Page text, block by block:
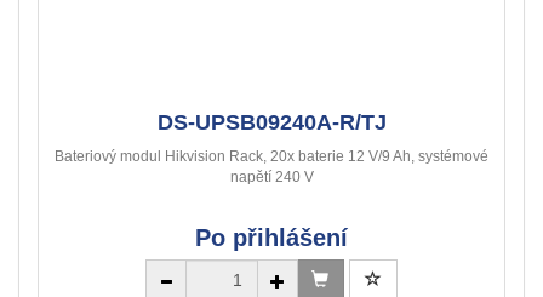
DS-UPSB09240A-R/TJ
Bateriový modul Hikvision Rack, 20x baterie 12 V/9 Ah, systémové
napětí 240 V
Po přihlášení